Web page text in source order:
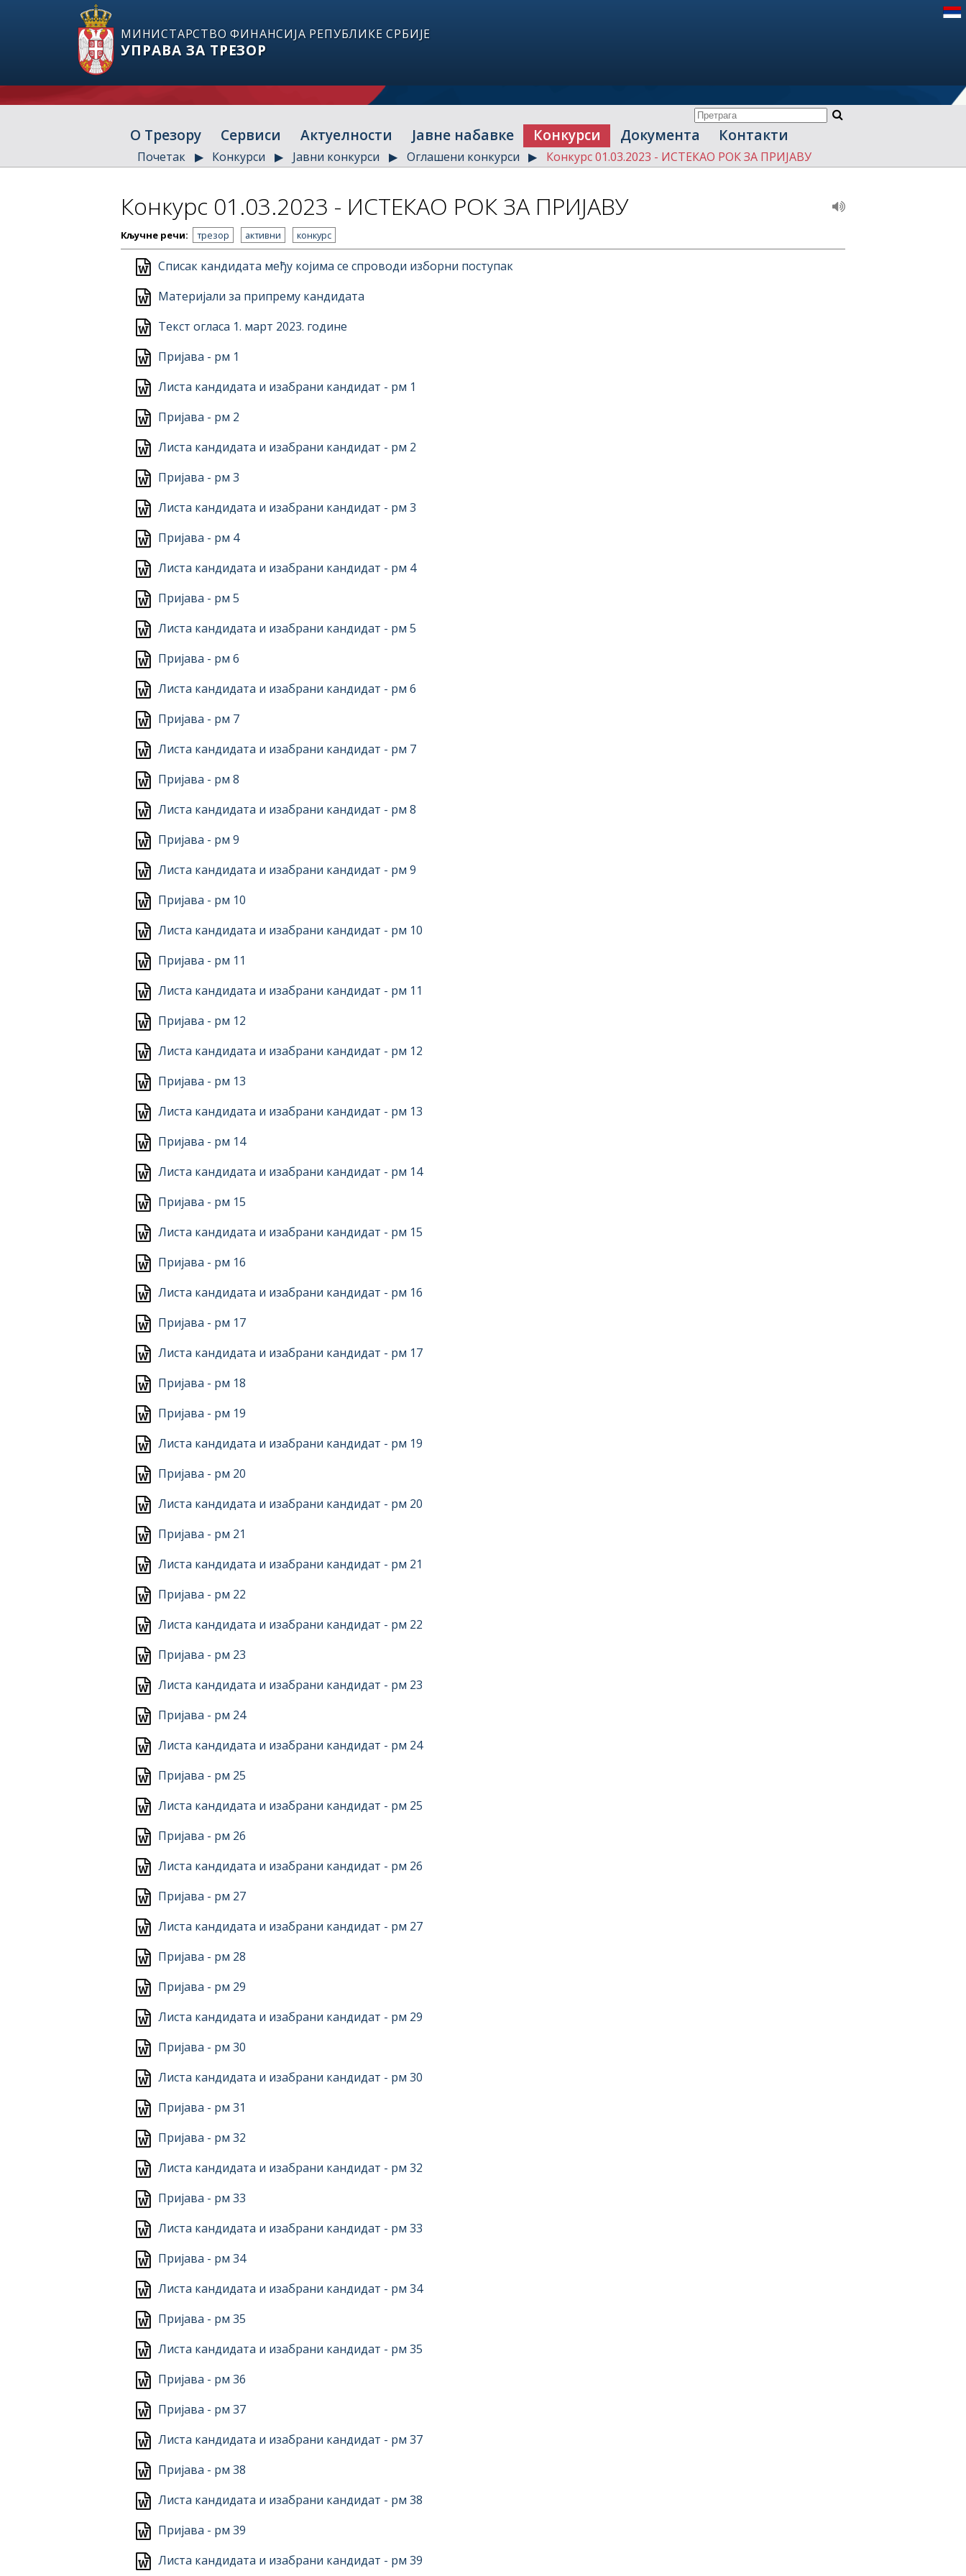
МИНИСТАРСТВО ФИНАНСИЈА РЕПУБЛИКЕ СРБИЈЕ
УПРАВА ЗА ТРЕЗОР
О Трезору Сервиси Актуелности Јавне набавке Конкурси Документа Контакти
Почетак Конкурси Јавни конкурси Оглашени конкурси Конкурс 01.03.2023 - ИСТЕКАО РОК ЗА ПРИЈАВУ
Конкурс 01.03.2023 - ИСТЕКАО РОК ЗА ПРИЈАВУ
Кључне речи: трезор активни конкурс
Списак кандидата међу којима се спроводи изборни поступак
Материјали за припрему кандидата
Текст огласа 1. март 2023. године
Пријава - рм 1
Листа кандидата и изабрани кандидат - рм 1
Пријава - рм 2
Листа кандидата и изабрани кандидат - рм 2
Пријава - рм 3
Листа кандидата и изабрани кандидат - рм 3
Пријава - рм 4
Листа кандидата и изабрани кандидат - рм 4
Пријава - рм 5
Листа кандидата и изабрани кандидат - рм 5
Пријава - рм 6
Листа кандидата и изабрани кандидат - рм 6
Пријава - рм 7
Листа кандидата и изабрани кандидат - рм 7
Пријава - рм 8
Листа кандидата и изабрани кандидат - рм 8
Пријава - рм 9
Листа кандидата и изабрани кандидат - рм 9
Пријава - рм 10
Листа кандидата и изабрани кандидат - рм 10
Пријава - рм 11
Листа кандидата и изабрани кандидат - рм 11
Пријава - рм 12
Листа кандидата и изабрани кандидат - рм 12
Пријава - рм 13
Листа кандидата и изабрани кандидат - рм 13
Пријава - рм 14
Листа кандидата и изабрани кандидат - рм 14
Пријава - рм 15
Листа кандидата и изабрани кандидат - рм 15
Пријава - рм 16
Листа кандидата и изабрани кандидат - рм 16
Пријава - рм 17
Листа кандидата и изабрани кандидат - рм 17
Пријава - рм 18
Пријава - рм 19
Листа кандидата и изабрани кандидат - рм 19
Пријава - рм 20
Листа кандидата и изабрани кандидат - рм 20
Пријава - рм 21
Листа кандидата и изабрани кандидат - рм 21
Пријава - рм 22
Листа кандидата и изабрани кандидат - рм 22
Пријава - рм 23
Листа кандидата и изабрани кандидат - рм 23
Пријава - рм 24
Листа кандидата и изабрани кандидат - рм 24
Пријава - рм 25
Листа кандидата и изабрани кандидат - рм 25
Пријава - рм 26
Листа кандидата и изабрани кандидат - рм 26
Пријава - рм 27
Листа кандидата и изабрани кандидат - рм 27
Пријава - рм 28
Пријава - рм 29
Листа кандидата и изабрани кандидат - рм 29
Пријава - рм 30
Листа кандидата и изабрани кандидат - рм 30
Пријава - рм 31
Пријава - рм 32
Листа кандидата и изабрани кандидат - рм 32
Пријава - рм 33
Листа кандидата и изабрани кандидат - рм 33
Пријава - рм 34
Листа кандидата и изабрани кандидат - рм 34
Пријава - рм 35
Листа кандидата и изабрани кандидат - рм 35
Пријава - рм 36
Пријава - рм 37
Листа кандидата и изабрани кандидат - рм 37
Пријава - рм 38
Листа кандидата и изабрани кандидат - рм 38
Пријава - рм 39
Листа кандидата и изабрани кандидат - рм 39